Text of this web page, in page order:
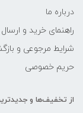
درباره ما
راهنمای خرید و ارسال
شرایط مرجوعی و
حریم خصوصی
از تخفیف‌ها و